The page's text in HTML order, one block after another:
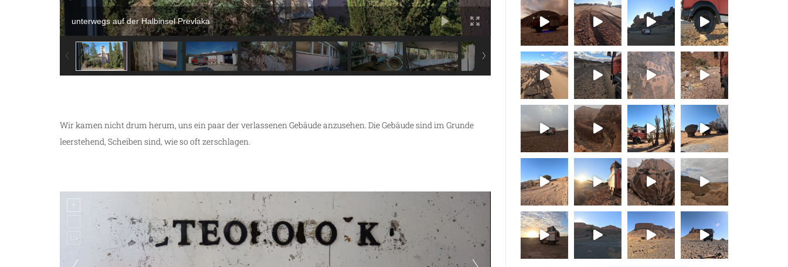
unterwegs auf der Halbinsel Prevlaka
Wir kamen nicht drum herum, uns ein paar der verlassenen Gebäude anzusehen. Die Gebäude sind im Grunde
leerstehend, Scheiben sind, wie so oft zerschlagen.